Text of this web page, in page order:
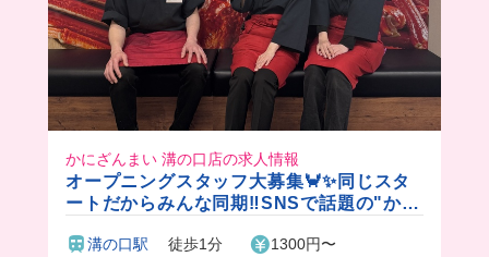
かにざんまい 溝の口店の求人情報
オープニングスタッフ大募集🦀✨同じスタ
ートだからみんな同期‼️SNSで話題の"かに
い付き◎
溝の口駅 徒歩1分 1300円〜